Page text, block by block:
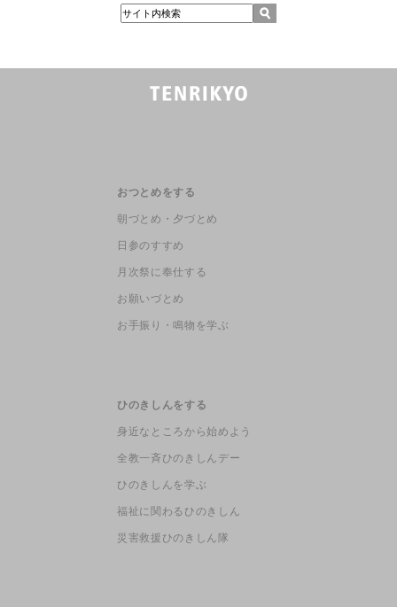
おつとめをする
朝づとめ・夕づとめ
日参のすすめ
月次祭に奉仕する
お願いづとめ
お手振り・鳴物を学ぶ
ひのきしんをする
身近なところから始めよう
全教一斉ひのきしんデー
ひのきしんを学ぶ
福祉に関わるひのきしん
災害救援ひのきしん隊